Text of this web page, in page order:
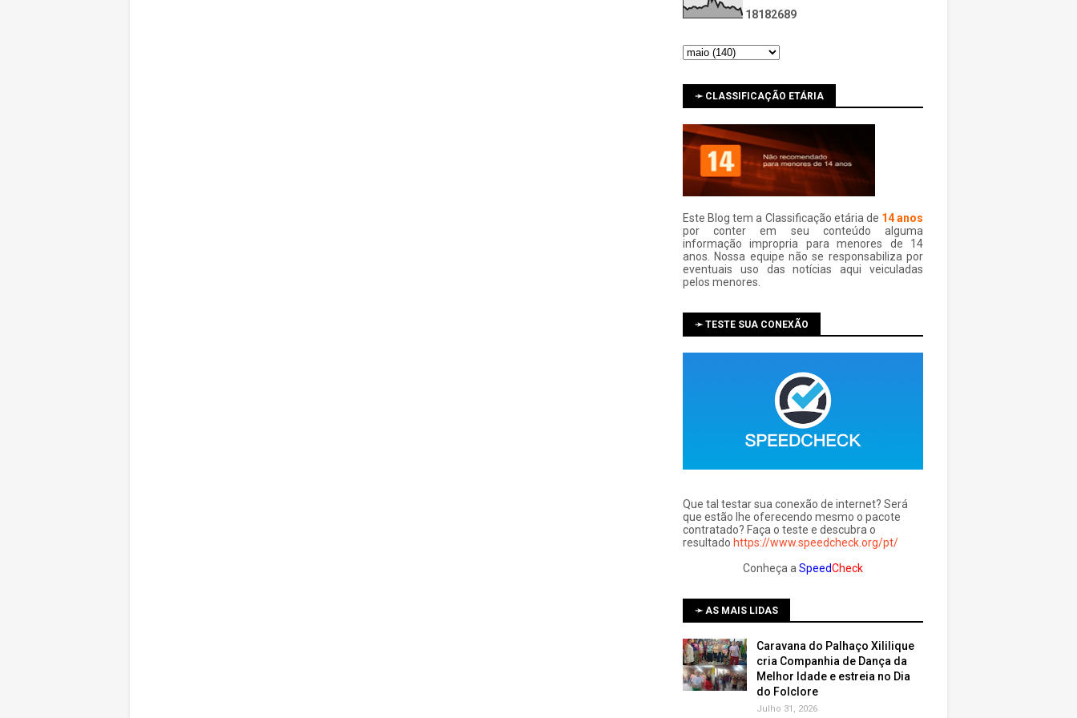
1 81 82689
➛ CLASSIFICAÇÃO ETÁRIA
Este Blog tem a Classificação etária de 14 anos
por conter em seu conteúdo alguma
informação impropria para menores de 14
anos. Nossa equipe não se responsabiliza por
eventuais uso das notí­cias aqui veiculadas
pelos menores.
➛ TESTE SUA CONEXÃO
Que tal testar sua conexão de internet? Será
que estão lhe oferecendo mesmo o pacote
contratado? Faça o teste e descubra o
resultado https://www.speedcheck.org/pt/
Conheça a SpeedCheck
➛ AS MAIS LIDAS
Caravana do Palhaço Xililique
cria Companhia de Dança da
Melhor Idade e estreia no Dia
do Folclore
Julho 31, 2026